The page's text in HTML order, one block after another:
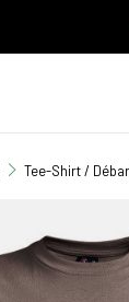
Tee-Shirt /